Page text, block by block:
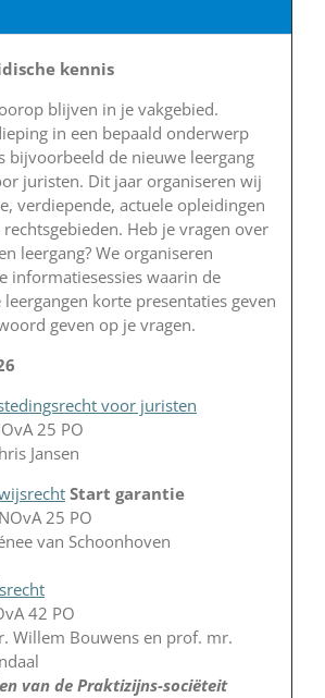
kennis
blijven in je vakgebied.
in een bepaald onderwerp
bijvoorbeeld de nieuwe leergang
juristen. Dit jaar organiseren wij
verdiepende, actuele opleidingen
Heb je vragen over
leergang? We organiseren
informatiesessies waarin de
korte presentaties geven
geven op je vragen.
voor juristen
25 PO
Jansen
Start garantie
25 PO
van Schoonhoven
42 PO
Willem Bouwens en prof. mr.
van de Praktizijns-sociëteit